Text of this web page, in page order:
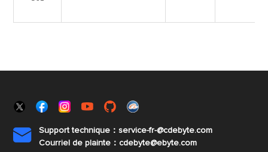

Support technique：service-fr-@cdebyte.com
Courriel de plainte：cdebyte@ebyte.com